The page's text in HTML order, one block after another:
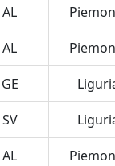
AL
AL
GE
SV
AL